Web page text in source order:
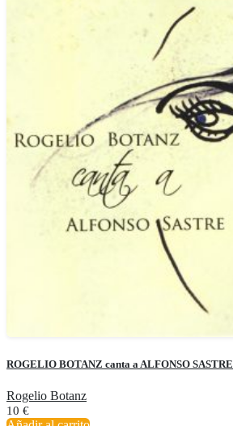
ROGELIO BOTANZ canta a ALFONSO SASTRE
Rogelio Botanz
10 €